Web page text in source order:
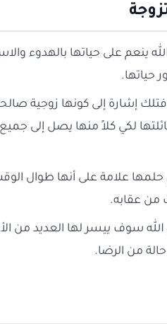
ينعم على حياتها بالهدوء
حياتها.
فتلك إشارة إلى كونها زوجية
لكي كلاً منها يصل إلى
علامة على أنها طوال
من عقابه.
الله سوف ييسر لها العديد من
من الرضا.